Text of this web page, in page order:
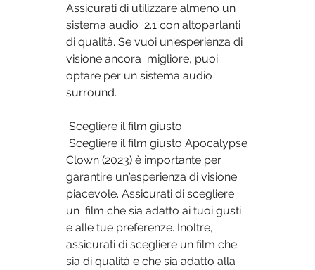
Assicurati di utilizzare almeno un
sistema audio  2.1 con altoparlanti
di qualità. Se vuoi un'esperienza di
visione ancora  migliore, puoi
optare per un sistema audio
surround.
Scegliere il film giusto
Clown (2023) è importante per
garantire un'esperienza di visione
piacevole. Assicurati di scegliere
un  film che sia adatto ai tuoi gusti
e alle tue preferenze. Inoltre,
assicurati di scegliere un film che
sia di qualità e che sia adatto alla